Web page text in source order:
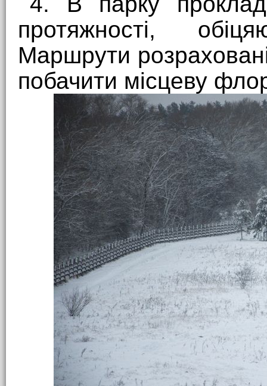
протяжності,
Маршрути
побачити місцеву